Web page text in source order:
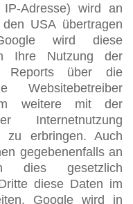
Adresse) wird an
USA übertragen
wird diese
Ihre Nutzung der
Reports über die
Websitebetreiber
weitere mit der
Internetnutzung
zu erbringen. Auch
gegebenenfalls an
dies gesetzlich
diese Daten im
Google wird in